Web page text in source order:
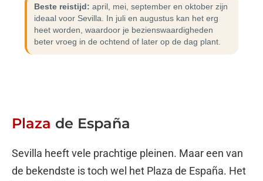
Beste reistijd: april, mei, september en oktober zijn
ideaal voor Sevilla. In juli en augustus kan het erg
heet worden, waardoor je bezienswaardigheden
beter vroeg in de ochtend of later op de dag plant.
Plaza de España
Sevilla heeft vele prachtige pleinen. Maar een van
de bekendste is toch wel het Plaza de España. Het